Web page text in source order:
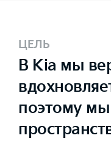
ЦЕЛЬ
В Kia мы
поэтому